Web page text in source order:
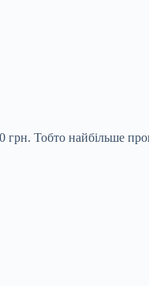
грн. Тобто найбільше